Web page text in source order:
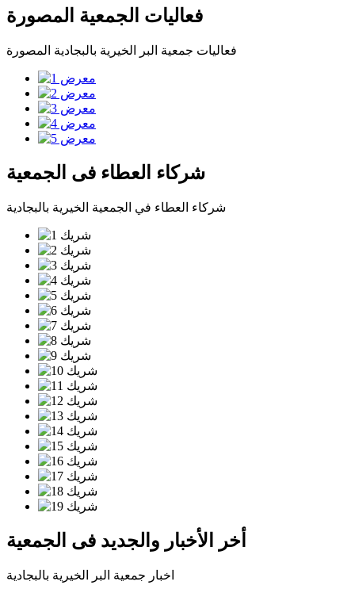
فعاليات الجمعية المصورة
فعاليات جمعية البر الخيرية بالبجادية المصورة
شركاء العطاء فى الجمعية
شركاء العطاء في الجمعية الخيرية بالبجادية
أخر الأخبار والجديد فى الجمعية
اخبار جمعية البر الخيرية بالبجادية